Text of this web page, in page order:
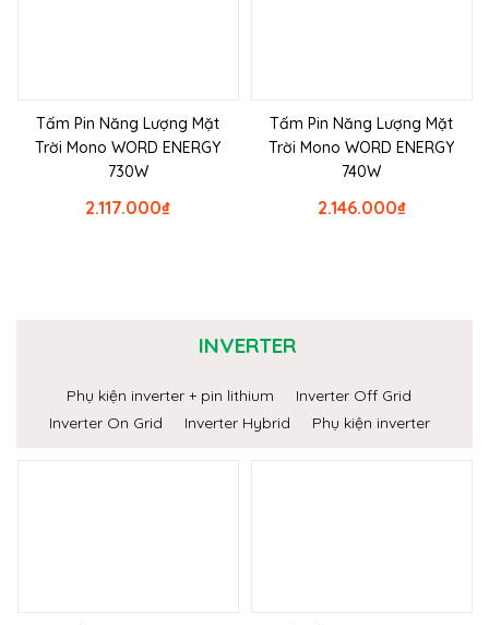
Tấm Pin Năng Lượng Mặt
Trời Mono WORD ENERGY
730W
₫
2.117.000
Tấm Pin Năng Lượng Mặt
Trời Mono WORD ENERGY
740W
₫
2.146.000
INVERTER
Phụ kiện inverter + pin lithium
Inverter Off Grid
Inverter On Grid
Inverter Hybrid Phụ kiện inverter